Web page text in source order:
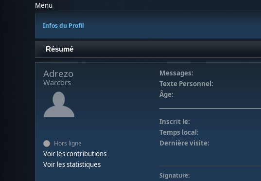
Menu
Infos du Profil
Résumé
Adrezo
Warcors
Hors ligne
Voir les contributions
Voir les statistiques
Messages:
Texte Personnel:
Âge:
Inscrit le:
Temps local:
Dernière visite:
Signature: